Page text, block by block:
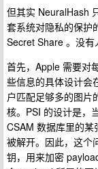
但其实 NeuralHash
套系统对隐私的保护
Secret Share 。没有
首先，Apple 需要对
些信息的具体设计会
户匹配足够多的图片
核。PSI 的设计是，
CSAM 数据库里的
被解开。因此，这个
钥，用来加密